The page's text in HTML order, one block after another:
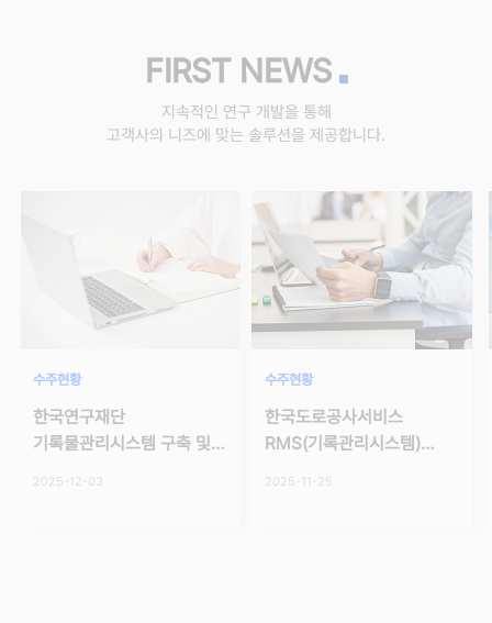
FIRST NEWS
지속적인 연구 개발을 통해
고객사의 니즈에 맞는 솔루션을 제공합니다.
수주현황
한국연구재단
기록물관리시스템 구축 및
​2025-12-03
수주현황
한국도로공사서비스
RMS(기록관리시스템)
​2025-11-25